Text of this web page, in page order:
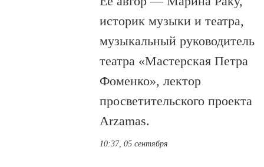
историк музыки и театра,
музыкальный руководитель
театра «Мастерская Петра
Фоменко», лектор
просветительского проекта
Arzamas.
10:37, 05 сентября